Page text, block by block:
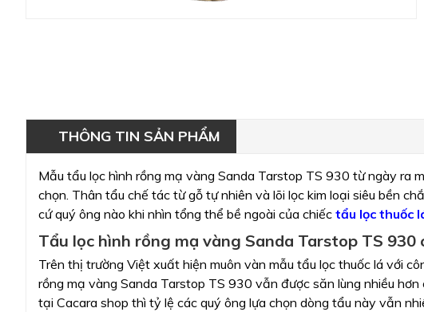
THÔNG TIN SẢN PHẨM
Mẫu tẩu lọc hình rồng mạ vàng Sanda Tarstop TS 930 từ ngày ra
chọn. Thân tẩu chế tác từ gỗ tự nhiên và lõi lọc kim loại siêu bền
cứ quý ông nào khi nhìn tổng thể bề ngoài của chiếc tẩu lọc thuốc
Tẩu lọc hình rồng mạ vàng Sanda Tarstop TS 930
Trên thị trường Việt xuất hiện muôn vàn mẫu tẩu lọc thuốc lá với
rồng mạ vàng Sanda Tarstop TS 930 vẫn được săn lùng nhiều
tại Cacara shop thì tỷ lệ các quý ông lựa chọn dòng tẩu này vẫn